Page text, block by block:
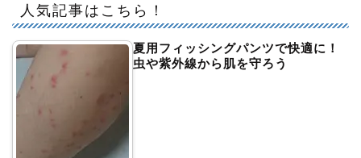
人気記事はこちら！
夏用フィッシングパンツで快適に！
虫や紫外線から肌を守ろう